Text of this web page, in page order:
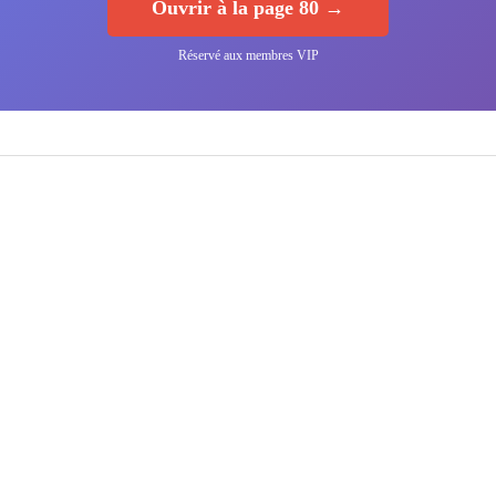
Ouvrir à la page 80 →
Réservé aux membres VIP